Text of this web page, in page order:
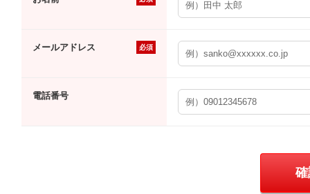
メールアドレス 必須
電話番号